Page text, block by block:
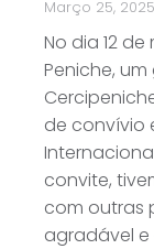
Março 25, 2025
No dia 12
Peniche,
de convívio
convite,
com outras
agradável e